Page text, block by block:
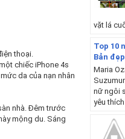
thoại.
chiếc iPhone 4s
da của nạn nhân
nhà. Đêm trước
mộng du. Sáng
vặt lá
Top 10
Bản
Maria
nữ ngôi
yêu